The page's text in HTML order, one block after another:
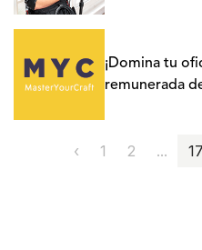
¡Domina tu
remunerada
‹ 1 2 ... 17